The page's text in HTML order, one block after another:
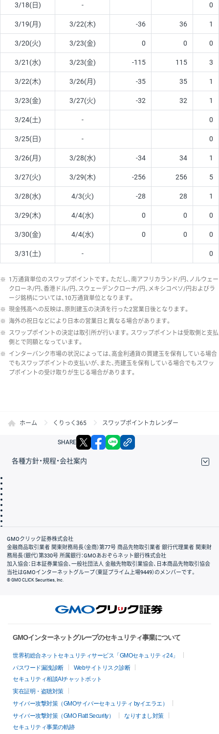
3/18(日) - 0
3/19(月) 3/22(木) -36 36 1
3/20(火) 3/23(金) 0 0 0
3/21(水) 3/23(金) -115 115 3
3/22(木) 3/26(月) -35 35 1
3/23(金) 3/27(火) -32 32 1
3/24(土) - 0
3/25(日) - 0
3/26(月) 3/28(水) -34 34 1
3/27(火) 3/29(木) -256 256 5
3/28(水) 4/3(火) -28 28 1
3/29(木) 4/4(水) 0 0 0
3/30(金) 4/4(水) 0 0 0
3/31(土) - 0
※ 1万通貨単位のスワップポイントです。ただし、南アフリカランド/円、ノルウェー
クローネ/円、香港ドル/円、スウェーデンクローナ/円、メキシコペソ/円およびラ
ージ銘柄については、10万通貨単位となります。
※ 現金残高への反映は、原則建玉の決済を行った2営業日後となります。
※ 海外の祝日などにより日本の営業日と異なる場合があります。
※ スワップポイントの決定は取引所が行います。スワップポイントは受取側と支払
側とで同額となっています。
※ インターバンク市場の状況によっては、高金利通貨の買建玉を保有している場合
でもスワップポイントの支払いが、また、売建玉を保有している場合でもスワッ
プポイントの受け取りが生じる場合があります。
ホーム くりっく365 スワップポイントカレンダー
SHARE X facebook
各種方針・規程・会社案内
会社案内
GMOクリック証券株式会社
金融商品取引業者 関東財務局長（金商）第77号 商品先物取引業者 銀行代理業者 関東財
務局長（銀代）第330号 所属銀行：GMOあおぞらネット銀行株式会社
加入協会：日本証券業協会、一般社団法人 金融先物取引業協会、日本商品先物取引協会
当社はGMOインターネットグループ（東証プライム上場9449）のメンバーです。
© GMO CLICK Securities, Inc.
GMOインターネットグループのセキュリティ事業について
世界初総合ネットセキュリティサービス「GMOセキュリティ24」
パスワード漏洩診断
Webサイトリスク診断
セキュリティ相談AIチャットボット
実在証明・盗聴対策
サイバー攻撃対策（GMOサイバーセキュリティ byイエラエ）
サイバー攻撃対策（GMO Flatt Security）
なりすまし対策
セキュリティ事業の軌跡